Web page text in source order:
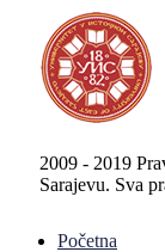
2009 - 2019
Sarajevu. Sva
Početna